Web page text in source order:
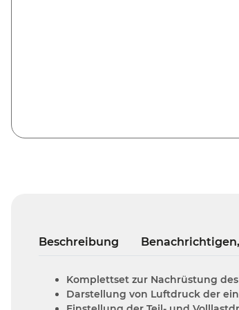
Beschreibung
Komplettset zur Nachrüstung
Darstellung von Luftdruck der